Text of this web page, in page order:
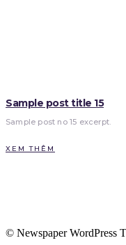
Sample post title 15
Sample post no 15 excerpt.
XEM THÊM
© Newspaper WordPress